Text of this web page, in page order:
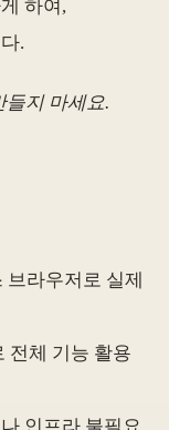
하여,
.
들지 마세요.
브라우저로 실제
전체 기능 활용
인프라 불필요